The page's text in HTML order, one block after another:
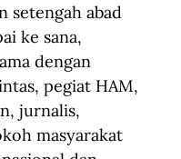
setengah abad
ke sana,
dengan
pegiat HAM,
jurnalis,
masyarakat